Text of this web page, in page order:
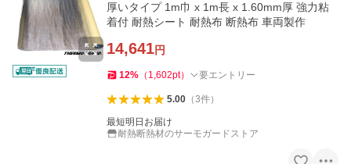
厚いタイプ 1m巾 x 1m長 x 1.60mm厚 強力粘
着付 耐熱シート 耐熱布 断熱布 車両製作
14,641円
12% （ 1,602pt） 要エントリー
5.00（3件）
最短明日お届け
耐熱断熱材のサーモガードストア